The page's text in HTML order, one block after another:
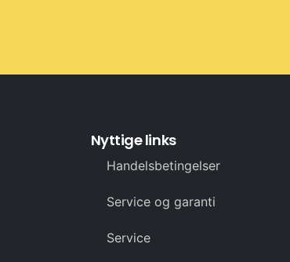
Nyttige links
Handelsbetingelser
Service og garanti
Service